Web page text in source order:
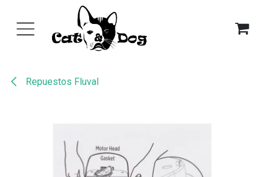
Repuestos Fluval